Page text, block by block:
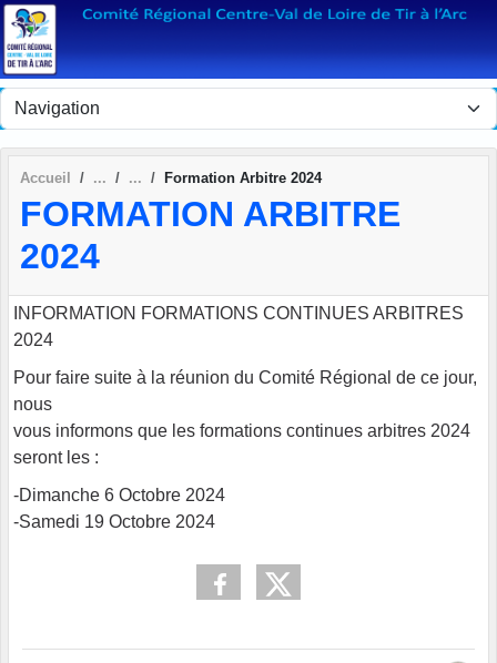
Accueil Formation Arbitre 2024
FORMATION ARBITRE
2024
INFORMATION FORMATIONS CONTINUES ARBITRES
2024
Pour faire suite à la réunion du Comité Régional de ce jour,
nous
vous informons que les formations continues arbitres 2024
seront les :
-Dimanche 6 Octobre 2024
-Samedi 19 Octobre 2024
Panneau de gestion des cookies